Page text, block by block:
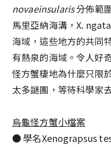
novaeinsularis分佈範
馬里亞納海溝，X.
海域，這些地方的共同
有熱泉的海域。令人好
怪方蟹棲地為什麼只限
太多謎團，等待科學家
烏龜怪方蟹小檔案
​● 學名Xenograpsus